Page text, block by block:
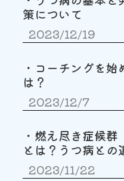
策について
2023/12/19
・コーチングを
は？
2023/12/7
・燃え尽き症候群
とは？うつ病との
2023/11/22